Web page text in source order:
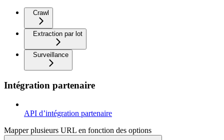
Crawl
Extraction par lot
Surveillance
Intégration partenaire
API d’intégration partenaire
Mapper plusieurs URL en fonction des options